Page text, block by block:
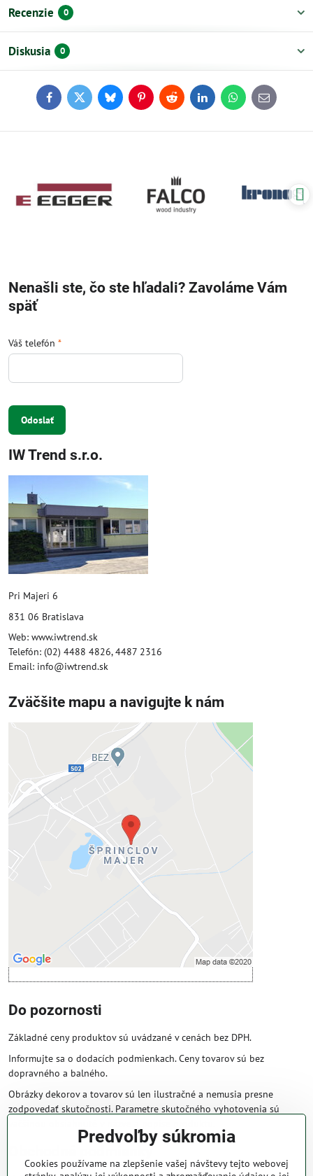
Recenzie 0
Diskusia 0
FacebookTwitterBlueskyPinterestReddit LinkedInWhatsApp
E-
mail
Nenašli ste, čo ste hľadali? Zavoláme Vám
späť
Váš telefón *
Odoslať
IW Trend s.r.o.
Pri Majeri 6
831 06 Bratislava
Web: www.iwtrend.sk
Telefón: (02) 4488 4826, 4487 2316
Email: info@iwtrend.sk
Zväčšite mapu a navigujte k nám
Externý obsah je blokovaný
Prajete si načítať externý obsah?
Povoliť tentokrát
Povoliť a zapamätať - súhlas s druhom
cookie: Funkčné
Otvoriť obsah v novom okne
Do pozornosti
Základné ceny produktov sú uvádzané v cenách bez DPH.
Informujte sa o dodacích podmienkach. Ceny tovarov sú bez
dopravného a balného.
Obrázky dekorov a tovarov sú len ilustračné a nemusia presne
zodpovedať skutočnosti. Parametre skutočného vyhotovenia sú
Obchodné podmienky
Predvoľby súkromia
Cookies používame na zlepšenie vašej návštevy tejto webovej